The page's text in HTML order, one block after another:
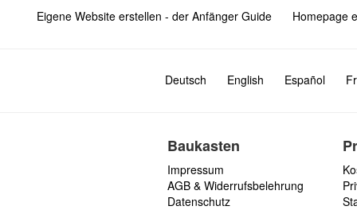
Eigene Website erstellen - der Anfänger Guide Homepage
Deutsch English Español
Baukasten
Impressum
AGB & Widerrufsbelehrung
Datenschutz